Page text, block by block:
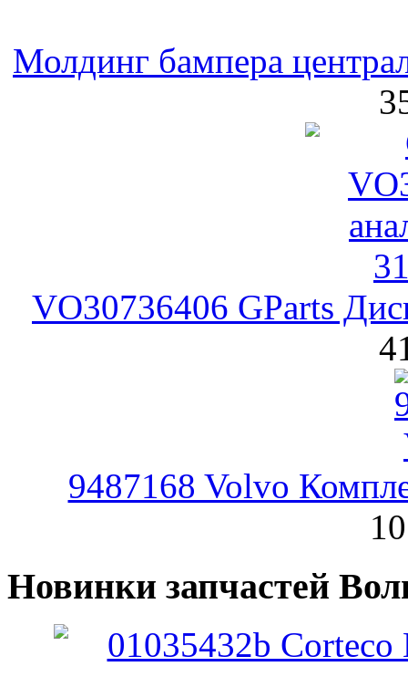
Молдинг бампера
VO30736406 GParts
9487168 Volvo
Новинки запчастей